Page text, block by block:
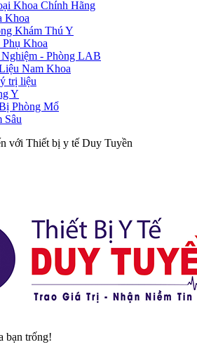
Khoa Chính Hãng
Khoa
Khám Thú Y
Khoa
- Phòng LAB
Nam Khoa
trị liệu
Y
Phòng Mổ
Sâu
với Thiết bị y tế Duy Tuyền
bạn trống!